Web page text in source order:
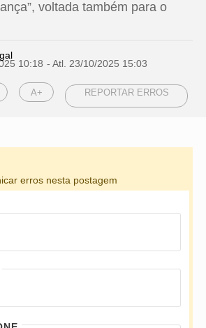
voltada também para o
10:18 - Atl. 23/10/2025 15:03
A+ REPORTAR ERROS
erros nesta postagem